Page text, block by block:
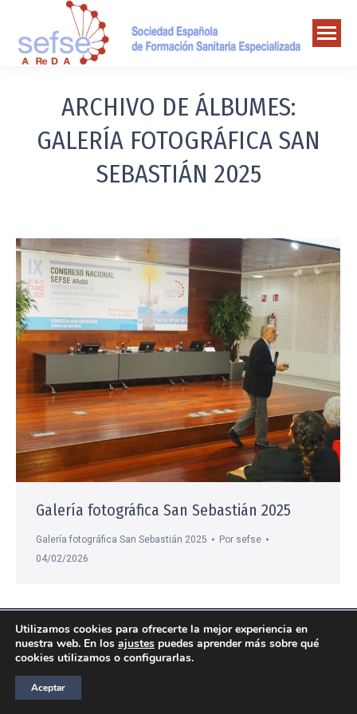
ARCHIVO DE ÁLBUMES:
GALERÍA FOTOGRÁFICA SAN
SEBASTIÁN 2025
Galería fotográfica San Sebastián 2025
Galería fotográfica San Sebastián 2025 Por sefse
04/02/2026
© Sociedad Español de Formación Sanitaria Especializada
COMPROMISO CON LA PROTECCIÓN DE DATOS PERSONALES|POLÍTICA
DE PRIVACIDAD|POLÍTICA DE COOKIES
Utilizamos cookies para ofrecerte la mejor experiencia en
nuestra web. En los ajustes puedes aprender más sobre qué
cookies utilizamos o configurarlas.
Aceptar